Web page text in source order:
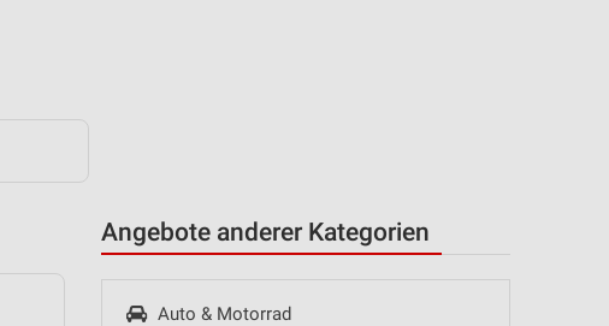
Angebote anderer Kategorien
Auto & Motorrad